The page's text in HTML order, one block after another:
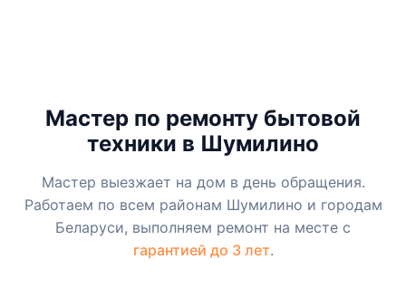
Мастер по ремонту бытовой
техники в Шумилино
Мастер выезжает на дом в день обращения.
Работаем по всем районам Шумилино и городам
Беларуси, выполняем ремонт на месте с
гарантией до 3 лет.